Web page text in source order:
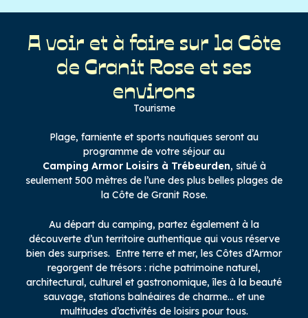
A voir et à faire sur la Côte
de Granit Rose et ses
environs
Tourisme
Plage, farniente et sports nautiques seront au
programme de votre séjour au
Camping Armor Loisirs à Trébeurden, situé à
seulement 500 mètres de l’une des plus belles plages de
la Côte de Granit Rose.
Au départ du camping, partez également à la
découverte d’un territoire authentique qui vous réserve
bien des surprises. Entre terre et mer, les Côtes d’Armor
regorgent de trésors : riche patrimoine naturel,
architectural, culturel et gastronomique, îles à la beauté
sauvage, stations balnéaires de charme… et une
multitudes d’activités de loisirs pour tous.